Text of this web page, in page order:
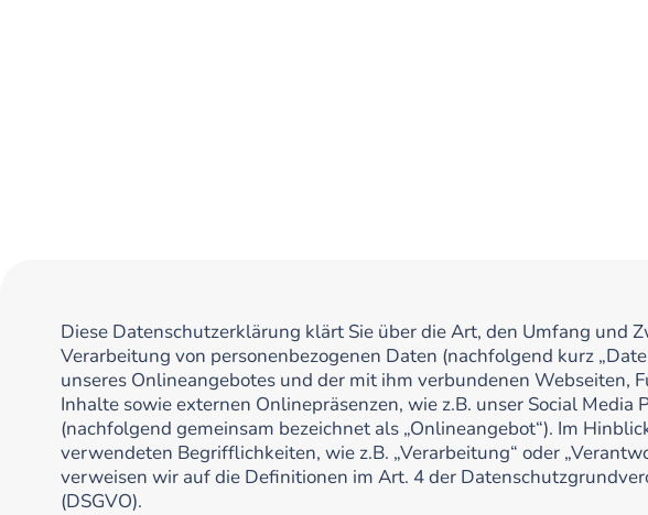
Diese Datenschutzerklärung klärt Sie über die Art, den Umfang und
Verarbeitung von personenbezogenen Daten (nachfolgend kurz
unseres Onlineangebotes und der mit ihm verbundenen Webseiten,
Inhalte sowie externen Onlinepräsenzen, wie z.B. unser Social Media
(nachfolgend gemeinsam bezeichnet als „Onlineangebot“). Im
verwendeten Begrifflichkeiten, wie z.B. „Verarbeitung“ oder
verweisen wir auf die Definitionen im Art. 4 der
(DSGVO).